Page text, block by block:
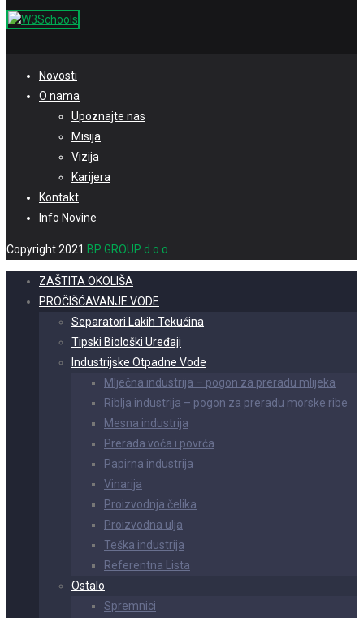
Novosti
O nama
Upoznajte nas
Misija
Vizija
Karijera
Kontakt
Info Novine
Copyright 2021 BP GROUP d.o.o.
ZAŠTITA OKOLIŠA
PROČIŠĆAVANJE VODE
Separatori Lakih Tekućina
Tipski Biološki Uređaji
Industrijske Otpadne Vode
Mlječna industrija – pogon za preradu mlijeka
Riblja industrija – pogon za preradu morske ribe
Mesna industrija
Prerada voća i povrća
Papirna industrija
Vinarija
Proizvodnja čelika
Proizvodna ulja
Teška industrija
Referentna Lista
Ostalo
Spremnici